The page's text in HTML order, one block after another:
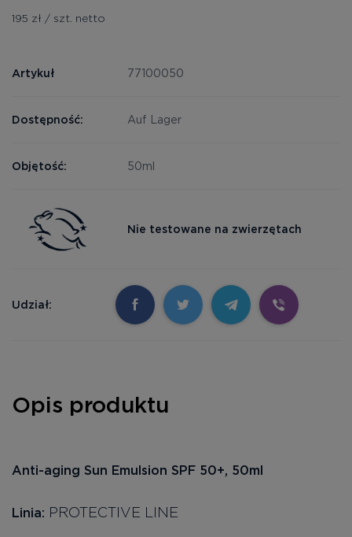
195 zł / szt. netto
Artykuł 77100050
Dostępność: Auf Lager
Objętość: 50ml
Nie testowane na zwierzętach
Udział:
Opis produktu
Anti-aging Sun Emulsion SPF 50+, 50ml
Linia: PROTECTIVE LINE